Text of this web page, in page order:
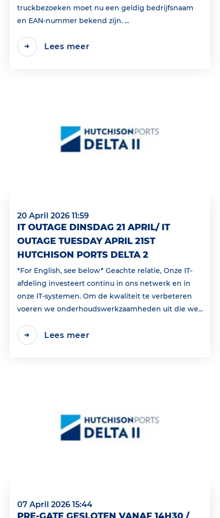
truckbezoeken moet nu een geldig bedrijfsnaam
en EAN‑nummer bekend zijn. ...
Lees meer
20 April 2026 11:59
IT OUTAGE DINSDAG 21 APRIL/ IT
OUTAGE TUESDAY APRIL 21ST
HUTCHISON PORTS DELTA 2
*For English, see below* Geachte relatie, Onze IT-
afdeling investeert continu in ons netwerk en in
onze IT-systemen. Om de kwaliteit te verbeteren
voeren we onderhoudswerkzaamheden uit die we...
Lees meer
07 April 2026 15:44